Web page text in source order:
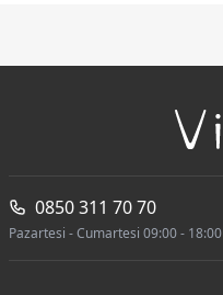
0850 311 70 70
Pazartesi - Cumartesi 09:00 - 18:00